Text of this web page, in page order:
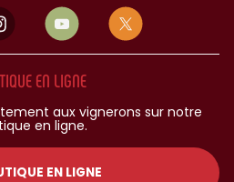
EN LIGNE
aux vignerons sur notre
en ligne.
EN LIGNE